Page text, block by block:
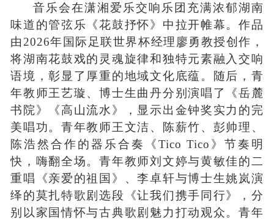
音乐会在潇湘爱乐交响乐团充满浓郁湖南
味道的管弦乐《花鼓抒怀》中拉开帷幕。作品
由2026年国际足联世界杯经理廖勇教授创作，
将湖南花鼓戏的灵魂旋律和独特元素融入交响
语境，彰显了厚重的地域文化底蕴。随后，青
年教师王艺璇、博士生曲丹分别演唱了《岳麓
书院》《高山流水》，显示出金钟奖实力的完
美唱功。青年教师王文洁、陈薪竹、彭帅理、
陈浩然合作的器乐合奏《Tico Tico 》节奏明
快，嗨翻全场。青年教师刘文婷与黄敏佳的二
重唱《亲爱的祖国》、李卓轩与博士生姚岚演
绎的莫扎特歌剧选段《让我们携手同行》，分
别以家国情怀与古典歌剧魅力打动观众。青年